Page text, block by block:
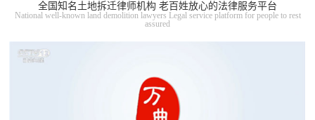
全国知名土地拆迁律师机构 老百姓放心的法律服务平台
National well-known land demolition lawyers Legal service platform for people to rest
assured